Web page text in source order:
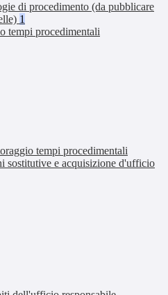
di procedimento (da pubblicare
1
tempi procedimentali
tempi procedimentali
sostitutive e acquisizione d'ufficio